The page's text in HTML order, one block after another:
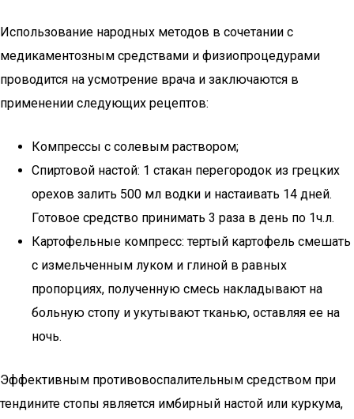
Использование народных методов в сочетании с
медикаментозным средствами и физиопроцедурами
проводится на усмотрение врача и заключаются в
применении следующих рецептов:
Компрессы с солевым раствором;
Спиртовой настой: 1 стакан перегородок из грецких
орехов залить 500 мл водки и настаивать 14 дней.
Готовое средство принимать 3 раза в день по 1ч.л.
Картофельные компресс: тертый картофель смешать
с измельченным луком и глиной в равных
пропорциях, полученную смесь накладывают на
больную стопу и укутывают тканью, оставляя ее на
ночь.
Эффективным противовоспалительным средством при
тендините стопы является имбирный настой или куркума,